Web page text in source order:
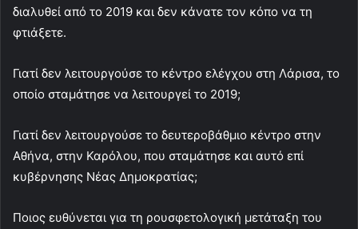
διαλυθεί από το 2019 και δεν κάνατε τον κόπο να τη
φτιάξετε.
Γιατί δεν λειτουργούσε το κέντρο ελέγχου στη Λάρισα, το
οποίο σταμάτησε να λειτουργεί το 2019;
Γιατί δεν λειτουργούσε το δευτεροβάθμιο κέντρο στην
Αθήνα, στην Καρόλου, που σταμάτησε και αυτό επί
κυβέρνησης Νέας Δημοκρατίας;
Ποιος ευθύνεται για τη ρουσφετολογική μετάταξη του